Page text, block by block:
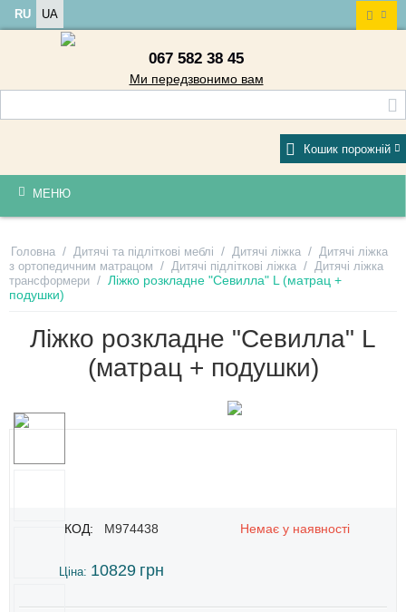
RU UA
067 582 38 45
Ми передзвонимо вам
Кошик порожній
МЕНЮ
Головна / Дитячі та підліткові меблі / Дитячі ліжка / Дитячі ліжка
з ортопедичним матрацом / Дитячі підліткові ліжка / Дитячі ліжка
трансформери / Ліжко розкладне "Севилла" L (матрац +
подушки)
Ліжко розкладне "Севилла" L
(матрац + подушки)
КОД: M974438 Немає у наявності
Ціна: 10829 грн